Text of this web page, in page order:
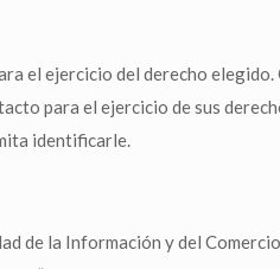
el ejercicio del derecho
para el ejercicio de sus
identificarle.
de la Información y del